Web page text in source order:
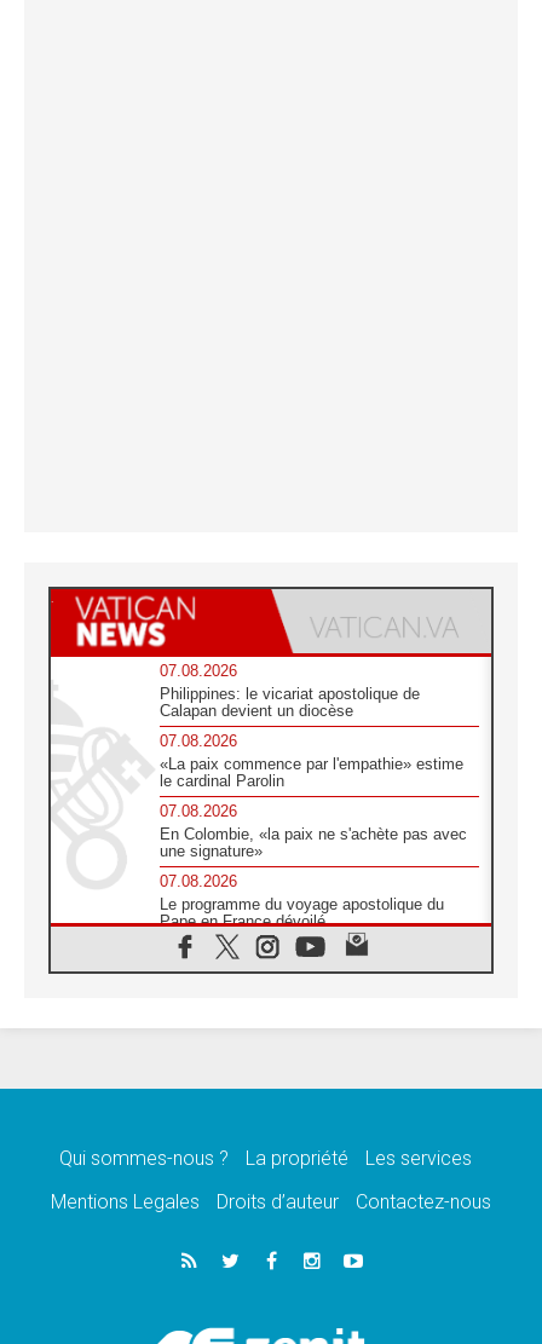
07.08.2026
Philippines: le vicariat apostolique de
Calapan devient un diocèse
07.08.2026
«La paix commence par l'empathie» estime
le cardinal Parolin
07.08.2026
En Colombie, «la paix ne s'achète pas avec
une signature»
07.08.2026
Le programme du voyage apostolique du
Pape en France dévoilé
07.08.2026
1ère Conférence continentale sur l'éducation
07.08.2026
07.08.2026
lancement des «dix jours de prière pour la
06.08.2026
Préparatifs des JMJ 2027 à Séoul: «c'est
Qui sommes-nous ? La propriété
Les services
Mentions Legales
Droits d’auteur Contactez-nous